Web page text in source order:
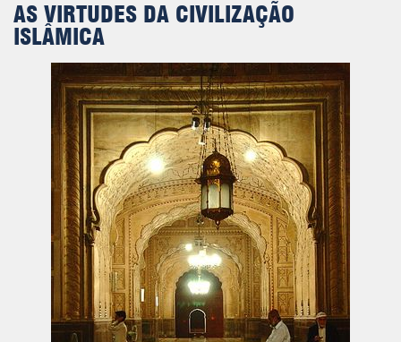
AS VIRTUDES DA CIVILIZAÇÃO
ISLÂMICA